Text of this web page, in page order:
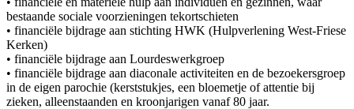
bestaande sociale voorzieningen tekortschieten
• financiële bijdrage aan stichting HWK (Hulpverlening West-Friese
Kerken)
• financiële bijdrage aan Lourdeswerkgroep
• financiële bijdrage aan diaconale activiteiten en de bezoekersgroep
in de eigen parochie (kerststukjes, een bloemetje of attentie bij
zieken, alleenstaanden en kroonjarigen vanaf 80 jaar.